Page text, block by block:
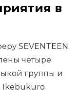
в
SEVENTEEN:
четыре
группы и
Ikebukuro